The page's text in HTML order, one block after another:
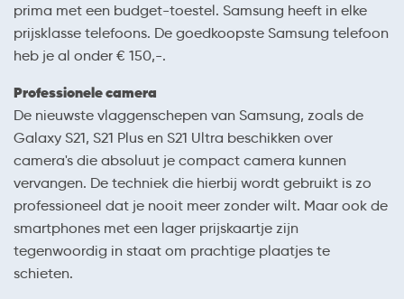
prima met een budget-toestel. Samsung heeft in elke
prijsklasse telefoons. De goedkoopste Samsung telefoon
heb je al onder € 150,-.
Professionele camera
De nieuwste vlaggenschepen van Samsung, zoals de
Galaxy S21, S21 Plus en S21 Ultra beschikken over
camera's die absoluut je compact camera kunnen
vervangen. De techniek die hierbij wordt gebruikt is zo
professioneel dat je nooit meer zonder wilt. Maar ook de
smartphones met een lager prijskaartje zijn
tegenwoordig in staat om prachtige plaatjes te
schieten.